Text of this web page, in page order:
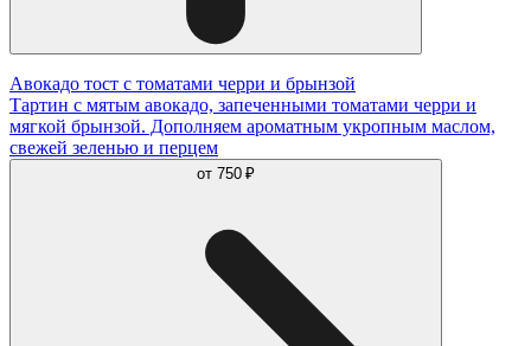
Авокадо тост с томатами черри и брынзой
Тартин с мятым авокадо, запеченными томатами черри и
мягкой брынзой. Дополняем ароматным укропным маслом,
свежей зеленью и перцем
от 750 ₽